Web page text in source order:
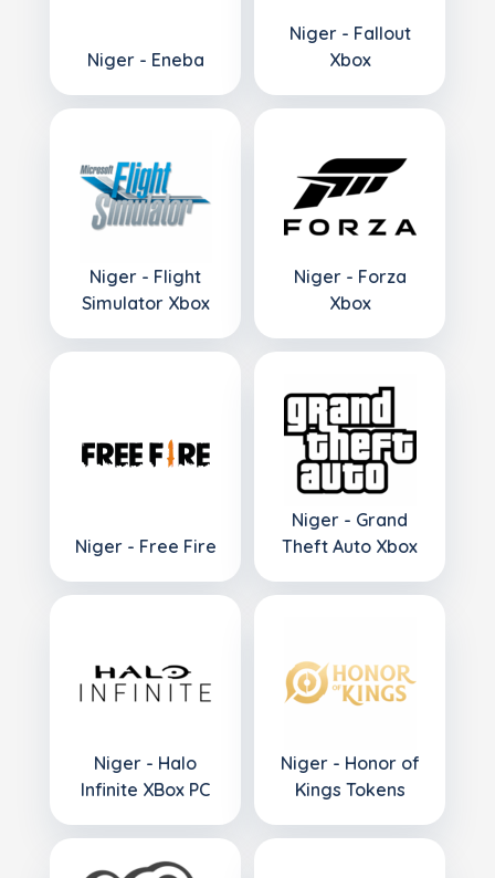
Niger - Eneba
Niger - Fallout
Xbox
Niger - Flight
Simulator Xbox
Niger - Forza
Xbox
Niger - Free Fire
Niger - Grand
Theft Auto Xbox
Niger - Halo
Infinite XBox PC
Niger - Honor of
Kings Tokens